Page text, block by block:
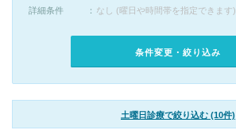
詳細条件
なし (曜日や時間帯を指定できます)
条件変更・絞り込み
土曜日診療で絞り込む (10件)